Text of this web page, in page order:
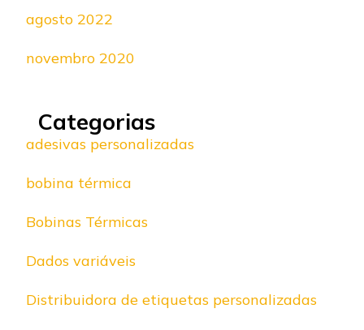
agosto 2022
novembro 2020
Categorias
adesivas personalizadas
bobina térmica
Bobinas Térmicas
Dados variáveis
Distribuidora de etiquetas personalizadas